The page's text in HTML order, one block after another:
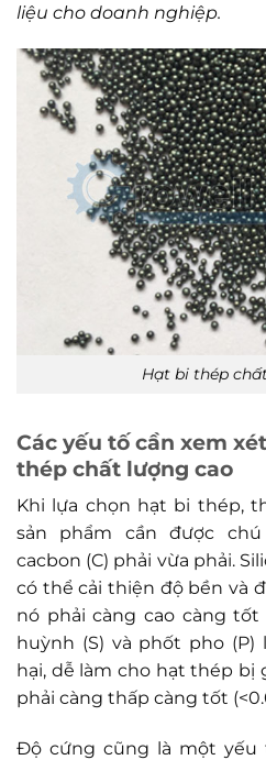
liệu cho doanh nghiệp.
Hạt bi thép
Các yếu tố cần xem
thép chất lượng cao
Khi lựa chọn hạt bi thép,
sản phẩm cần được
cacbon (C) phải vừa phải.
có thể cải thiện độ bền và
nó phải càng cao càng tốt
huỳnh (S) và phốt pho
hại, dễ làm cho hạt thép bị
phải càng thấp càng tốt
Độ cứng cũng là một yếu